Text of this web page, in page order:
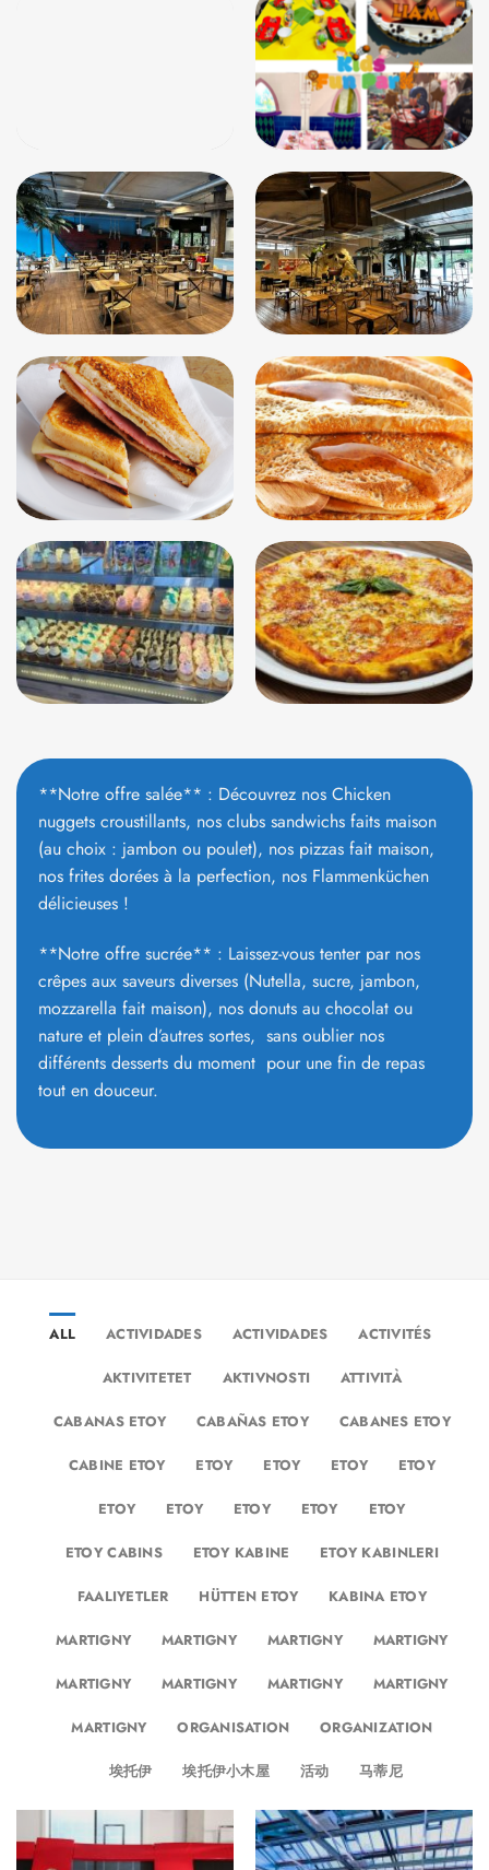
**Notre offre salée** : Découvrez nos Chicken
nuggets croustillants, nos clubs sandwichs faits maison
nos frites dorées à la perfection, nos Flammenküchen
délicieuses !
**Notre offre sucrée** : Laissez-vous tenter par nos
crêpes aux saveurs diverses (Nutella, sucre, jambon,
mozzarella fait maison), nos donuts au chocolat ou
différents desserts du moment pour une fin de repas
ALL ACTIVIDADES ACTIVIDADES ACTIVITÉS
AKTIVITETET AKTIVNOSTI ATTIVITÀ
CABANAS ETOY CABAÑAS ETOY CABANES ETOY
CABINE ETOY ETOY ETOY ETOY ETOY
ETOY ETOY ETOY ETOY ETOY
ETOY CABINS ETOY KABINE ETOY KABINLERI
FAALIYETLER HÜTTEN ETOY KABINA ETOY
MARTIGNY MARTIGNY MARTIGNY MARTIGNY
MARTIGNY MARTIGNY MARTIGNY MARTIGNY
MARTIGNY ORGANISATION ORGANIZATION
埃托伊 埃托伊小木屋 活动 马蒂尼